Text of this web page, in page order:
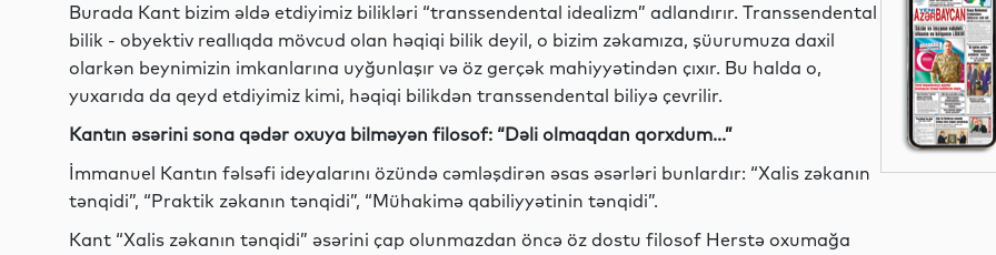
Burada Kant bizim əldə etdiyimiz bilikləri “transsendental idealizm” adlandırır. Transsendental
bilik - obyektiv reallıqda mövcud olan həqiqi bilik deyil, o bizim zəkamıza, şüurumuza daxil
olarkən beynimizin imkanlarına uyğunlaşır və öz gerçək mahiyyətindən çıxır. Bu halda o,
yuxarıda da qeyd etdiyimiz kimi, həqiqi bilikdən transsendental biliyə çevrilir.
Kantın əsərini sona qədər oxuya bilməyən filosof: “Dəli olmaqdan qorxdum...”
İmmanuel Kantın fəlsəfi ideyalarını özündə cəmləşdirən əsas əsərləri bunlardır: “Xalis zəkanın
tənqidi”, “Praktik zəkanın tənqidi”, “Mühakimə qabiliyyətinin tənqidi”.
Kant “Xalis zəkanın tənqidi” əsərini çap olunmazdan öncə öz dostu filosof Herstə oxumağa
Dünya